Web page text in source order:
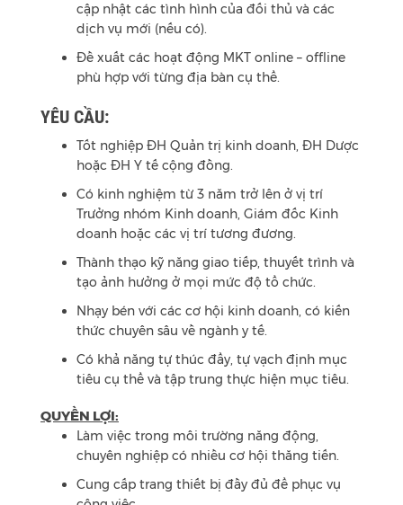
cập nhật các tình hình của đối thủ và các
dịch vụ mới (nếu có).
Đề xuất các hoạt động MKT online – offline
phù hợp với từng địa bàn cụ thể.
YÊU CẦU:
Tốt nghiệp ĐH Quản trị kinh doanh, ĐH Dược
hoặc ĐH Y tế cộng đồng.
Có kinh nghiệm từ 3 năm trở lên ở vị trí
Trưởng nhóm Kinh doanh, Giám đốc Kinh
doanh hoặc các vị trí tương đương.
Thành thạo kỹ năng giao tiếp, thuyết trình và
tạo ảnh hưởng ở mọi mức độ tổ chức.
Nhạy bén với các cơ hội kinh doanh, có kiến
thức chuyên sâu về ngành y tế.
Có khả năng tự thúc đẩy, tự vạch định mục
tiêu cụ thể và tập trung thực hiện mục tiêu.
QUYỀN LỢI:
Làm việc trong môi trường năng động,
chuyên nghiệp có nhiều cơ hội thăng tiến.
Cung cấp trang thiết bị đầy đủ để phục vụ